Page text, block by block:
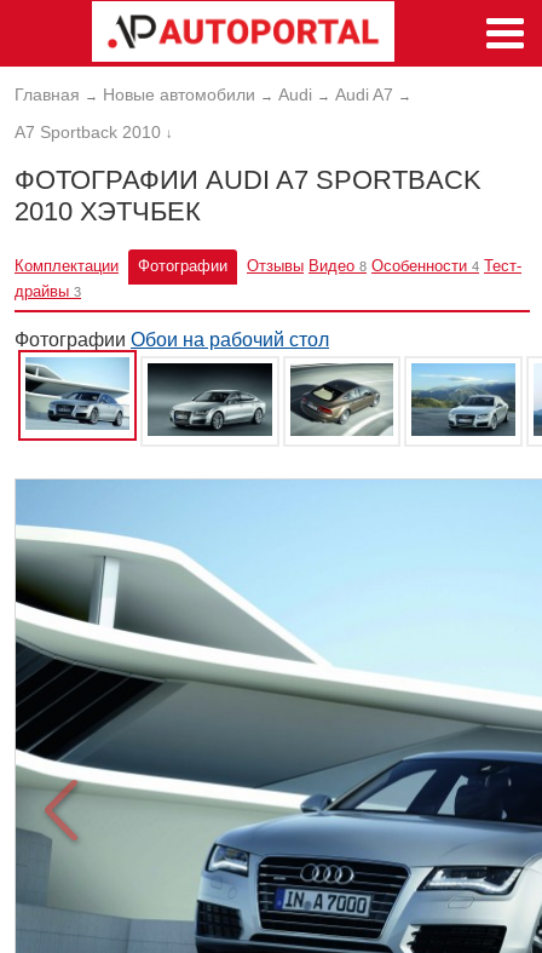
Главная → Новые автомобили → Audi → Audi A7 →
A7 Sportback 2010 ↓
ФОТОГРАФИИ AUDI A7 SPORTBACK
2010 ХЭТЧБЕК
Комплектации Фотографии Отзывы Видео 8 Особенности 4 Тест-
драйвы 3
Фотографии Обои на рабочий стол